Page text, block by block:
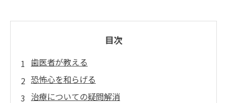
目次
歯医者が教える
恐怖心を和らげる
治療についての疑問解消